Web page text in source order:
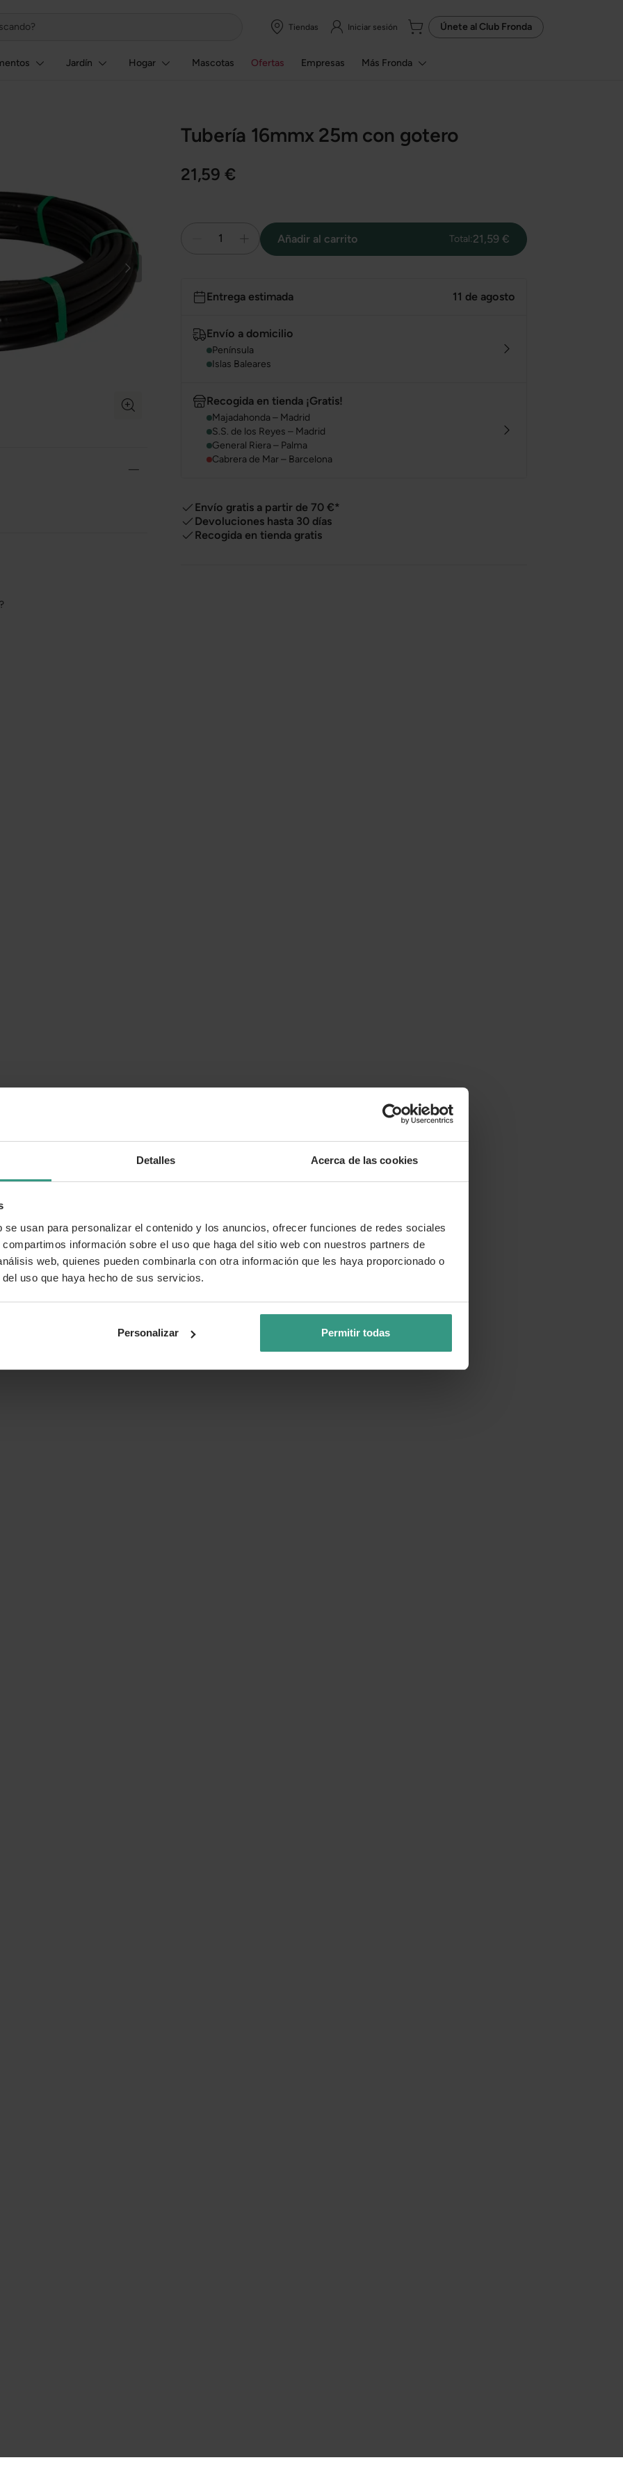
Detalles Acerca de las cookies
usan para personalizar el contenido y los anuncios, ofrecer funciones de redes sociales
información sobre el uso que haga del sitio web con nuestros partners de
web, quienes pueden combinarla con otra información que les haya proporcionado o
uso que haya hecho de sus servicios.
Personalizar Permitir todas
Tiendas Iniciar sesión Únete al Club Fronda
Jardín Hogar Mascotas Ofertas Empresas Más Fronda
Tubería 16mmx 25m con gotero
21,59 €
1 Añadir al carrito Total:21,59 €
Entrega estimada 11 de agosto
Envío a domicilio
Península
Islas Baleares
Recogida en tienda ¡Gratis!
Majadahonda – Madrid
S.S. de los Reyes – Madrid
General Riera – Palma
Cabrera de Mar – Barcelona
Envío gratis a partir de 70 €*
Devoluciones hasta 30 días
Recogida en tienda gratis